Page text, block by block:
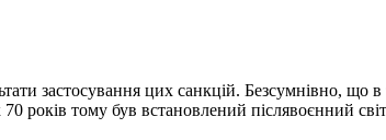
застосування цих санкцій. Безсумнівно,
років тому був встановлений післявоєнний